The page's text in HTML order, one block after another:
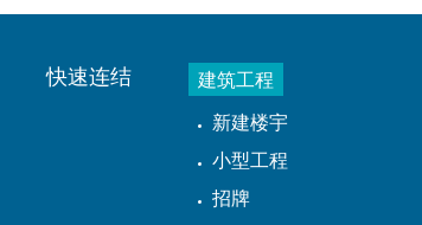
快速连结
建筑工程
新建楼宇
小型工程
招牌